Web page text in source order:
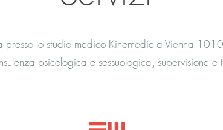
lo studio medico Kinemedic a Vienna
psicologica e sessuologica, supervisione